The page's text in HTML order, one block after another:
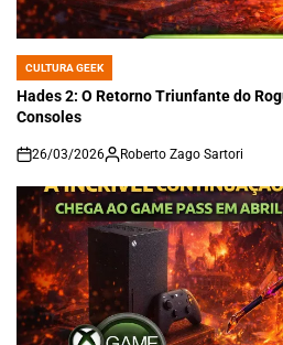
POSTED
IN
CULTURA GEEK
Hades 2: O Retorno Triunfante do
Consoles
on
26/03/2026 Roberto Zago Sartori